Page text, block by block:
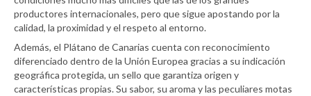
productores internacionales, pero que sigue apostando por la
calidad, la proximidad y el respeto al entorno.
Además, el Plátano de Canarias cuenta con reconocimiento
diferenciado dentro de la Unión Europea gracias a su indicación
geográfica protegida, un sello que garantiza origen y
características propias. Su sabor, su aroma y las peculiares motas